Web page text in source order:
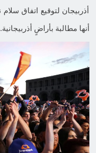
أذربيجان لتوقيع اتفاق
أنها مطالبة بأراضٍ أذربيجانية.